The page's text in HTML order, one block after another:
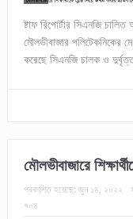
ষ্টাফ রিপোর্টার সিএনজি
মৌলভীবাজার পলিটেকনিকের
করেছে সিএনজি চালক ও
মৌলভীবাজারে
প্রকাশিত হয়েছে: জুন ১৪, ২০২২
৭০৪